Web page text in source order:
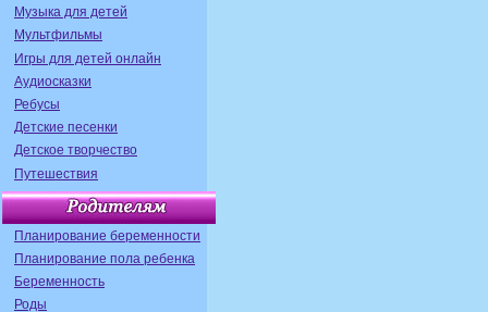
Музыка для детей
Мультфильмы
Игры для детей онлайн
Аудиосказки
Ребусы
Детские песенки
Детское творчество
Путешествия
Планирование беременности
Планирование пола ребенка
Беременность
Роды